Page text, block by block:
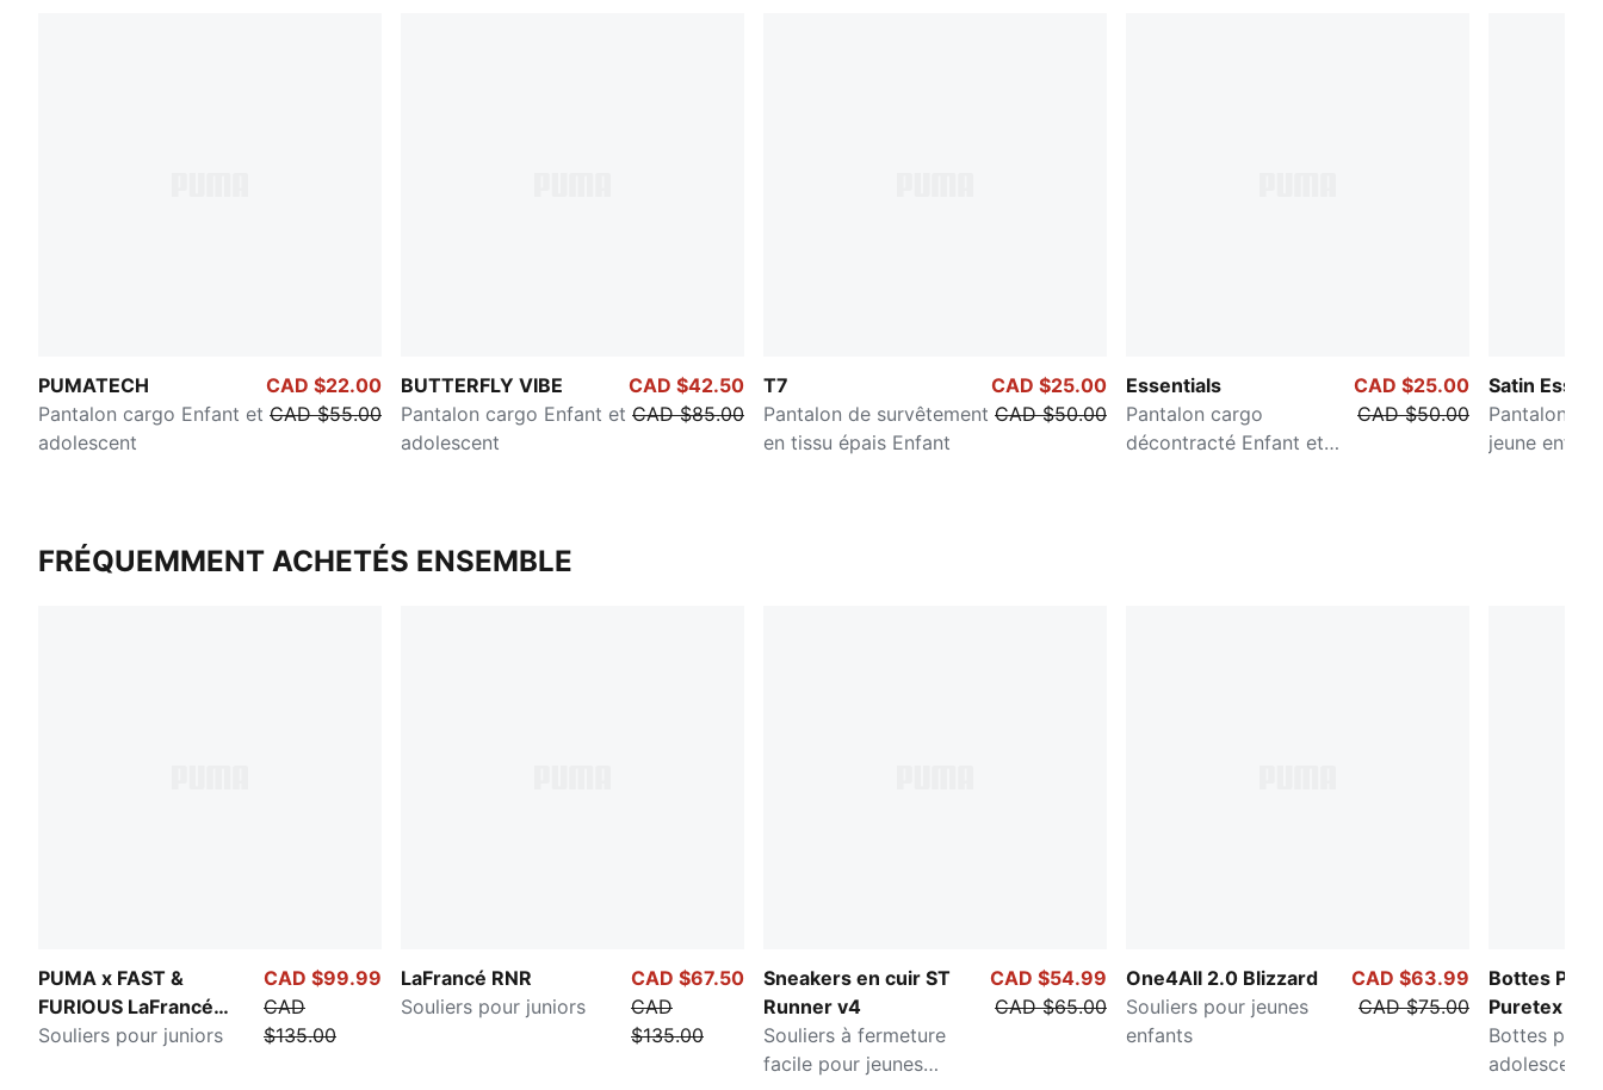
PUMATECH
Pantalon cargo Enfant et
adolescent
CAD $22.00
CAD $55.00
BUTTERFLY VIBE
Pantalon cargo Enfant et
adolescent
CAD $42.50
CAD $85.00
T7
Pantalon de survêtement
en tissu épais Enfant
CAD $25.00
CAD $50.00
Essentials
Pantalon cargo
décontracté Enfant et
CAD $25.00
CAD $50.00
Satin
Pantalon en
jeune enfant
FRÉQUEMMENT ACHETÉS ENSEMBLE
PUMA x FAST &
FURIOUS LaFrancé
Miami
Souliers pour juniors
CAD $99.99
CAD
$135.00
LaFrancé RNR
Souliers pour juniors
CAD $67.50
CAD
$135.00
Sneakers en cuir ST
Runner v4
Souliers à fermeture
facile pour jeunes
CAD $54.99
CAD $65.00
One4All 2.0 Blizzard
Souliers pour jeunes
enfants
CAD $63.99
CAD $75.00
Bottes
Puretex
Bottes pour
adolescents